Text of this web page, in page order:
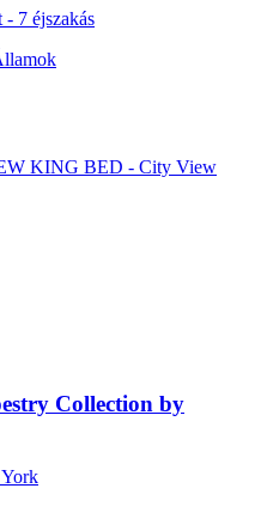
7 éjszakás
KING BED - City View
Collection by